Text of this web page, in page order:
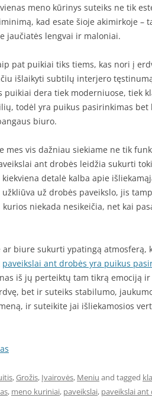
meno kūrinys suteiks ne tik
kad esate šioje akimirkoje –
jaučiatės lengvai ir maloniai.
pat puikiai tiks tiems, kas nori į
išlaikyti subtilų interjero
dera tiek moderniuose, tiek
todėl yra puikus pasirinkimas bet
biuro.
mes vis dažniau siekiame ne tik
ant drobės leidžia sukurti
detalė kalba apie
užkliūva už drobės paveikslo, jis
kurios niekada nesikeičia, net kai
ar biure sukurti ypatingą atmosferą,
paveikslai ant drobės yra puikus
iš jų perteiktų tam tikrą emociją
bet ir suteiks stabilumo,
ir suteikite jai išliekamosios
,Grožis, Įvairovės, Meniu and tagged
, meno kuriniai, paveikslai, paveikslai ant